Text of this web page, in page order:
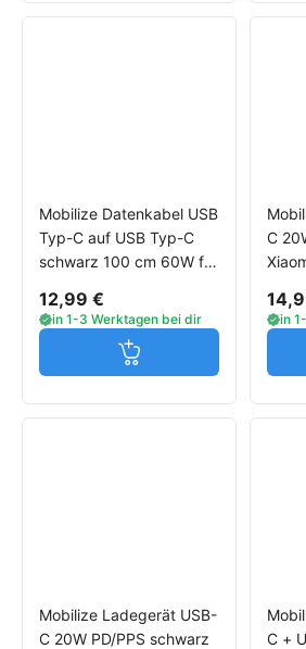
Mobilize Datenkabel USB
Typ-C auf USB Typ-C
schwarz 100 cm 60W für
12,99 €
in 1-3 Werktagen bei dir
Jetzt in den
C
in
Mobilize Ladegerät USB-
C 20W PD/PPS schwarz
C +